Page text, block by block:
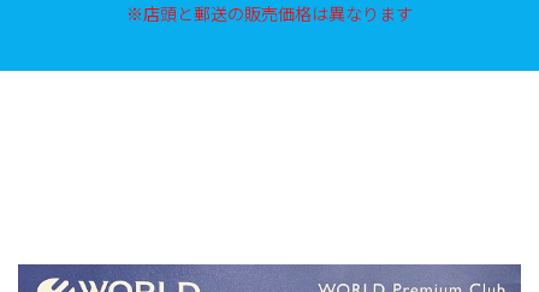
※店頭と郵送の販売価格は異なります